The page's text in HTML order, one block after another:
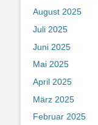
August 2025
Juli 2025
Juni 2025
Mai 2025
April 2025
März 2025
Februar 2025